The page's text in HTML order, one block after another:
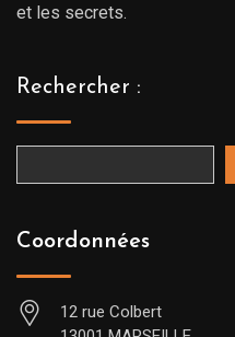
et les secrets.
Rechercher :
Coordonnées
12 rue Colbert